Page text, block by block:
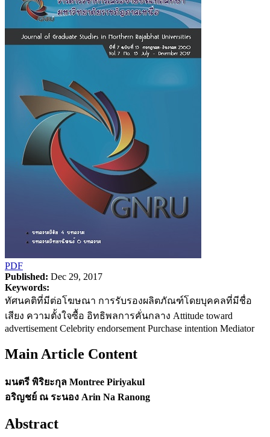
PDF
Published: Dec 29, 2017
Keywords:
ทัศนคติที่มีต่อโฆษณา การรับรองผลิตภัณฑ์โดยบุคคลที่มีชื่อ
เสียง ความตั้งใจซื้อ อิทธิพลการคั่นกลาง Attitude toward
advertisement Celebrity endorsement Purchase intention Mediator
Main Article Content
มนตรี พิริยะกุล Montree Piriyakul
อริญชย์ ณ ระนอง Arin Na Ranong
Abstract